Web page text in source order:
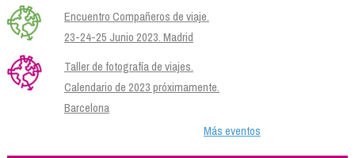
Encuentro Compañeros de viaje.
23-24-25 Junio 2023. Madrid
Taller de fotografía de viajes.
Calendario de 2023 próximamente.
Barcelona
Más eventos